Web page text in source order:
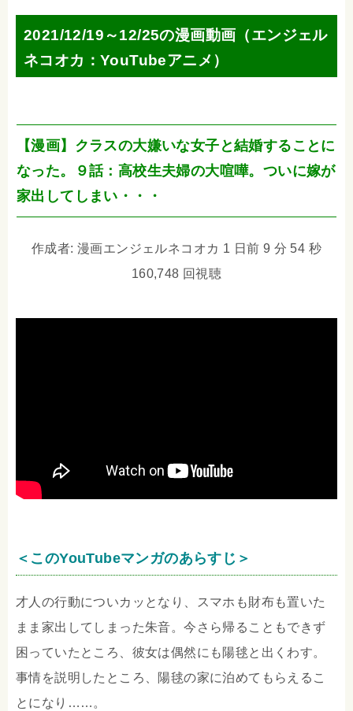
2021/12/19～12/25の漫画動画（エンジェル
ネコオカ：YouTubeアニメ）
【漫画】クラスの大嫌いな女子と結婚することに
なった。９話：高校生夫婦の大喧嘩。ついに嫁が
家出してしまい・・・
作成者: 漫画エンジェルネコオカ 1 日前 9 分 54 秒
160,748 回視聴
＜このYouTubeマンガのあらすじ＞
才人の行動についカッとなり、スマホも財布も置いた
まま家出してしまった朱音。今さら帰ることもできず
困っていたところ、彼女は偶然にも陽毬と出くわす。
事情を説明したところ、陽毬の家に泊めてもらえるこ
とになり……。